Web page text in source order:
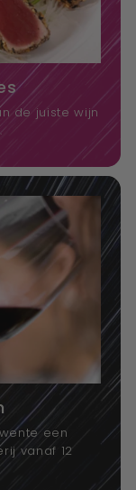
de juiste wijn
een
vanaf 12